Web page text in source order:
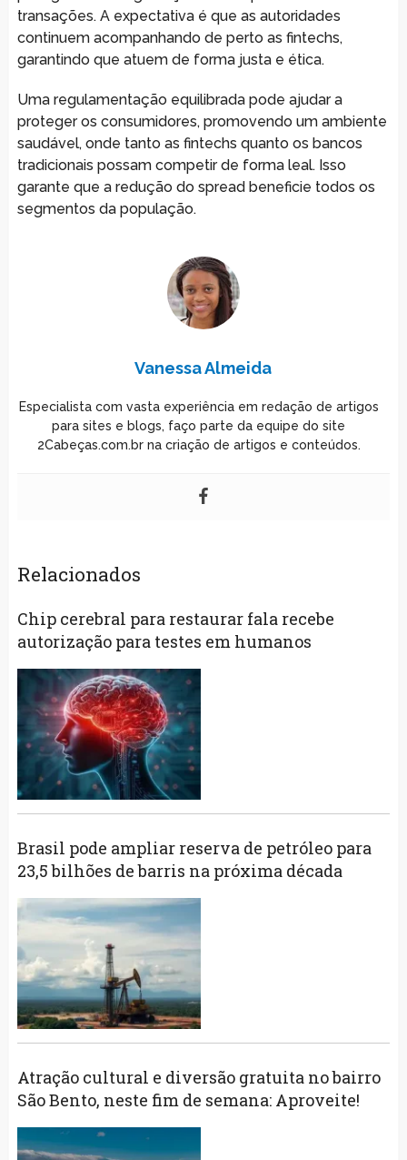
transações. A expectativa é que as autoridades
continuem acompanhando de perto as fintechs,
garantindo que atuem de forma justa e ética.
Uma regulamentação equilibrada pode ajudar a
proteger os consumidores, promovendo um ambiente
saudável, onde tanto as fintechs quanto os bancos
tradicionais possam competir de forma leal. Isso
garante que a redução do spread beneficie todos os
segmentos da população.
Vanessa Almeida
Especialista com vasta experiência em redação de artigos
para sites e blogs, faço parte da equipe do site
2Cabeças.com.br na criação de artigos e conteúdos.
Relacionados
Chip cerebral para restaurar fala recebe
autorização para testes em humanos
Brasil pode ampliar reserva de petróleo para
23,5 bilhões de barris na próxima década
Atração cultural e diversão gratuita no bairro
São Bento, neste fim de semana: Aproveite!